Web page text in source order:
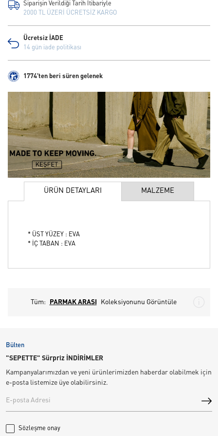
Siparişin Verildiği Tarih İtibariyle
2000 TL ÜZERİ ÜCRETSİZ KARGO
Ücretsiz İADE
14 gün iade politikası
1774'ten beri süren gelenek
ÜRÜN DETAYLARI MALZEME
* ÜST YÜZEY : EVA
* İÇ TABAN : EVA
Tüm: PARMAK ARASI Koleksiyonunu Görüntüle
Bülten
"SEPETTE" Sürpriz İNDİRİMLER
Kampanyalarımızdan ve yeni ürünlerimizden haberdar olabilmek için
e-posta listemize üye olabilirsiniz.
Sözleşme onay